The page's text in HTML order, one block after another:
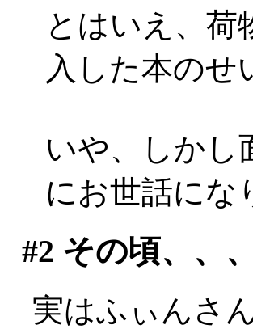
とはいえ、荷
入した本のせ
いや、しかし
にお世話にな
#2 その頃、、、
実はふぃんさ